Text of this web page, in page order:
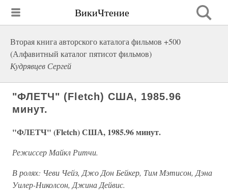
ВикиЧтение
Вторая книга авторского каталога фильмов +500
(Алфавитный каталог пятисот фильмов)
Кудрявцев Сергей
"ФЛЕТЧ" (Fletch) США, 1985.96
минут.
"ФЛЕТЧ" (Fletch) США, 1985.96 минут.
Режиссер Майкл Ритчи.
В ролях: Чеви Чейз, Джо Дон Бейкер, Тим Мэтисон, Дэна
Уилер-Николсон, Джина Дейвис.